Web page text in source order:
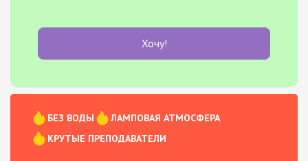
Хочу!
БЕЗ ВОДЫ
ЛАМПОВАЯ АТМОСФЕРА
КРУТЫЕ ПРЕПОДАВАТЕЛИ